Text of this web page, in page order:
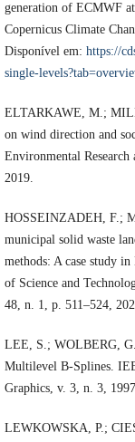
generation of ECMWF
Copernicus Climate
Disponível em: https://
single-
ELTARKAWE, M.;
on wind direction and
Environmental
2019.
HOSSEINZADEH, F.;
municipal solid waste
methods: A case study
of Science and
48, n. 1, p. 511–524,
LEE, S.; WOLBERG,
Multilevel B-Splines.
Graphics, v. 3, n. 3,
LEWKOWSKA, P.;